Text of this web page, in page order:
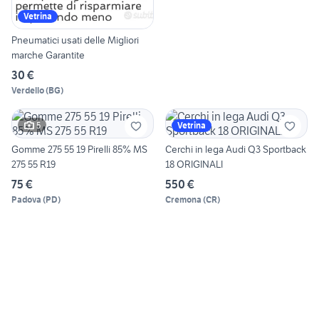
Vetrina
Pneumatici usati delle Migliori
marche Garantite
30 €
Verdello(BG)
5
Gomme 275 55 19 Pirelli 85% MS
275 55 R19
75 €
Padova (PD)
Vetrina
Cerchi in lega Audi Q3 Sportback
18 ORIGINALI
550 €
Cremona (CR)